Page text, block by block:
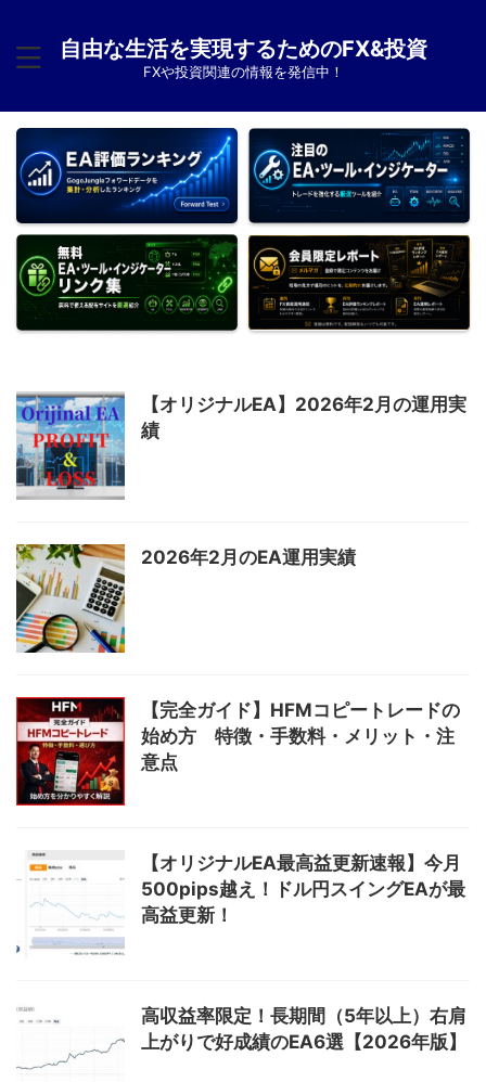
自由な生活を実現するためのFX&投資
FXや投資関連の情報を発信中！
【オリジナルEA】2026年2月の運用実
績
2026年2月のEA運用実績
【完全ガイド】HFMコピートレードの
始め方 特徴・手数料・メリット・注
意点
【オリジナルEA最高益更新速報】今月
500pips越え！ドル円スイングEAが最
高益更新！
高収益率限定！長期間（5年以上）右肩
上がりで好成績のEA6選【2026年版】